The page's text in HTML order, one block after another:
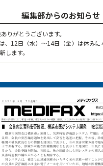
編集部からのお知らせ
りがとうございます。
、12日（水）～14日（金）は休みに
します。